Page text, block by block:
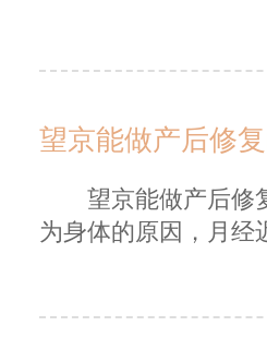
望京能做产后修
望京能做产后修复
为身体的原因，月经